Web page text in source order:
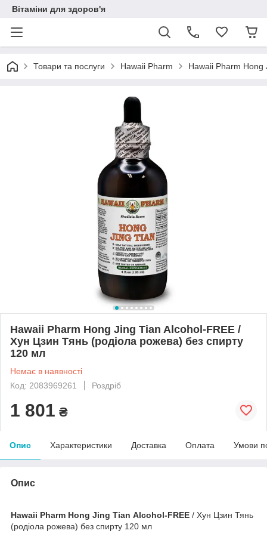
Вітаміни для здоров'я
Товари та послуги Hawaii Pharm Hawaii Pharm Hong
Hawaii Pharm Hong Jing Tian Alcohol-FREE /
Хун Цзин Тянь (родіола рожева) без спирту
120 мл
Немає в наявності
Код: 2083969261
Роздріб
1 801 ₴
Опис Характеристики Доставка Оплата Умови
Опис
Hawaii Pharm Hong Jing Tian Alcohol-FREE / Хун Цзин Тянь
(родіола рожева) без спирту 120 мл